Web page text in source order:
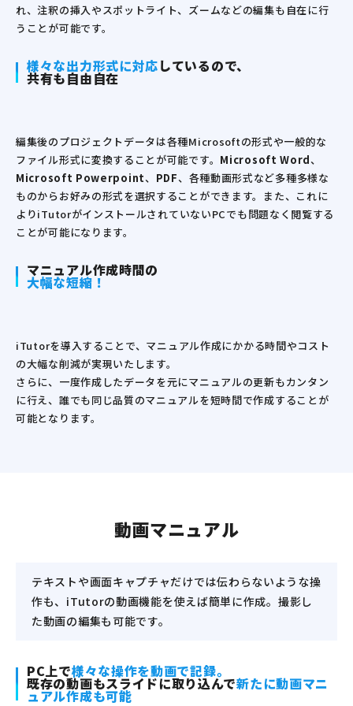
れ、注釈の挿入やスポットライト、ズームなどの編集も自在に行
うことが可能です。
様々な出力形式に対応しているので、
共有も自由自在
編集後のプロジェクトデータは各種Microsoftの形式や一般的な
ファイル形式に変換することが可能です。 Microsoft Word、
Microsoft Powerpoint、 PDF、各種動画形式など多種多様な
ものからお好みの形式を選択することができます。また、これに
よりiTutorがインストールされていないPCでも問題なく閲覧する
ことが可能になります。
マニュアル作成時間の
大幅な短縮！
iTutorを導入することで、マニュアル作成にかかる時間やコスト
の大幅な削減が実現いたします。
さらに、一度作成したデータを元にマニュアルの更新もカンタン
に行え、誰でも同じ品質のマニュアルを短時間で作成することが
可能となります。
動画マニュアル
テキストや画面キャプチャだけでは伝わらないような操
作も、 iTutorの動画機能を使えば簡単に作成。 撮影し
た動画の編集も可能です。
PC上で様々な操作を動画で記録。
既存の動画もスライドに取り込んで新たに動画マニ
ュアル作成も可能